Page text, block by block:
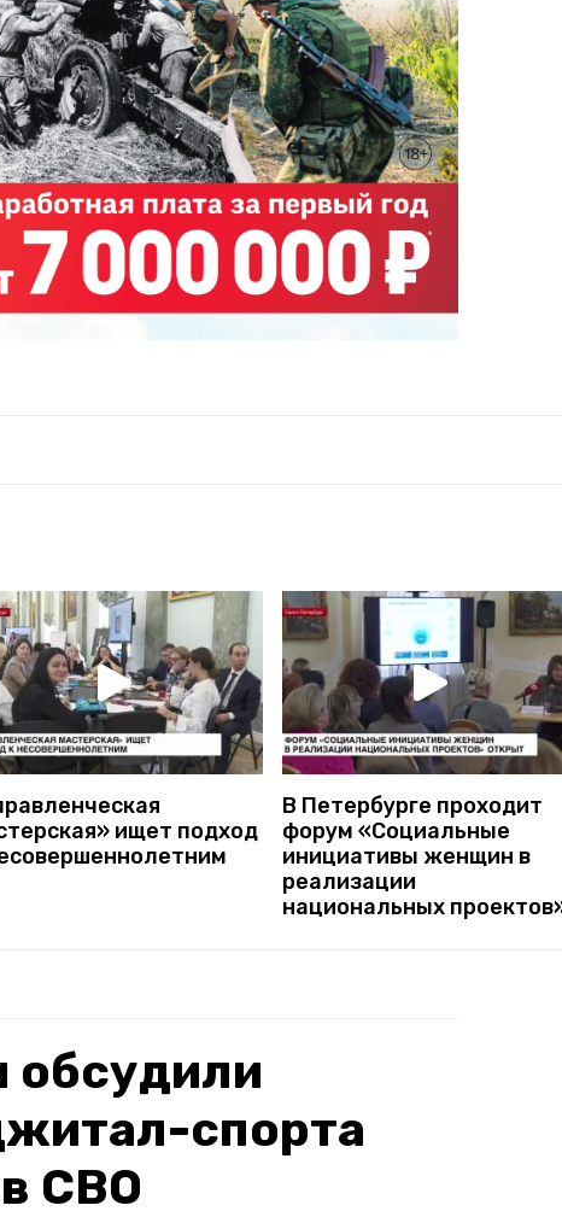
ищет подход
В Петербурге проходит
форум «Социальные
инициативы женщин в
реализации
национальных
обсудили
спорта
СВО